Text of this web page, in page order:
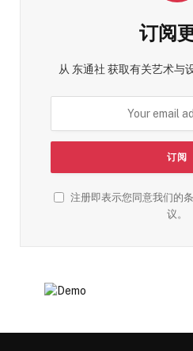
订阅
从 东通社 获取有关艺术与
注册即表示您同意我们的
议。